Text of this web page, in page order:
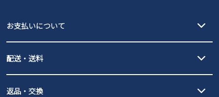
お支払いについて
PayPay（オンライン決済）、代金引換のご利用が可能です。
配送・送料
北海道・本州・四国・九州…550円
全国一律…220円（税込）
返品・交換